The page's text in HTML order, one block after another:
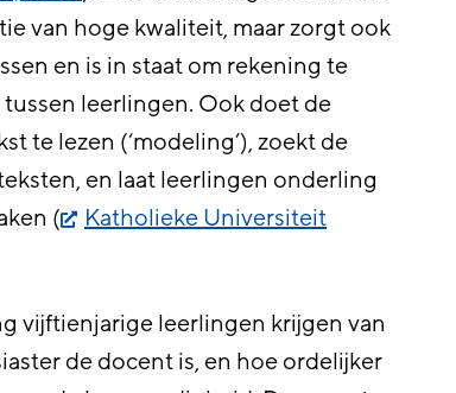
van hoge kwaliteit, maar zorgt ook
en is in staat om rekening te
leerlingen. Ook doet de
te lezen (‘modeling’), zoekt de
en laat leerlingen onderling
(
Katholieke Universiteit
vijftienjarige leerlingen krijgen van
de docent is, en hoe ordelijker